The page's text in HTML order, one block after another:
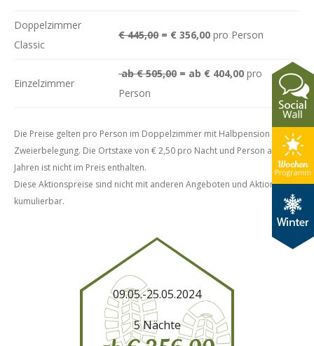
Doppelzimmer
Classic
€ 445,00 = € 356,00 pro Person
Einzelzimmer
ab € 505,00 = ab € 404,00 pro
Person
Die Preise gelten pro Person im Doppelzimmer mit Halbpension bei
Zweierbelegung. Die Ortstaxe von € 2,50 pro Nacht und Person ab 14
Jahren ist nicht im Preis enthalten.
Diese Aktionspreise sind nicht mit anderen Angeboten und Aktionen
kumulierbar.
09.05.-25.05.2024
5 Nächte